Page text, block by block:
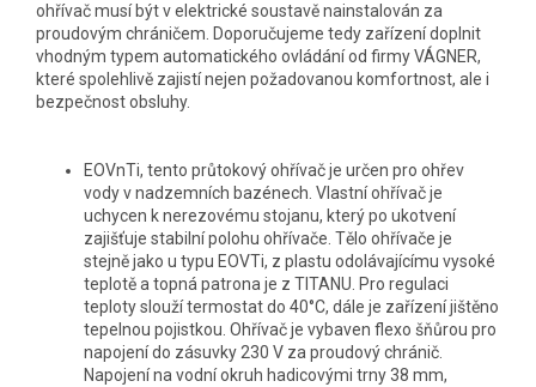
ohřívač musí být v elektrické soustavě nainstalován za
proudovým chráničem. Doporučujeme tedy zařízení doplnit
vhodným typem automatického ovládání od firmy VÁGNER,
které spolehlivě zajistí nejen požadovanou komfortnost, ale i
bezpečnost obsluhy.
EOVnTi, tento průtokový ohřívač je určen pro ohřev
vody v nadzemních bazénech. Vlastní ohřívač je
uchycen k nerezovému stojanu, který po ukotvení
zajišťuje stabilní polohu ohřívače. Tělo ohřívače je
stejně jako u typu EOVTi, z plastu odolávajícímu vysoké
teplotě a topná patrona je z TITANU. Pro regulaci
teploty slouží termostat do 40°C, dále je zařízení jištěno
tepelnou pojistkou. Ohřívač je vybaven flexo šňůrou pro
napojení do zásuvky 230 V za proudový chránič.
Napojení na vodní okruh hadicovými trny 38 mm,